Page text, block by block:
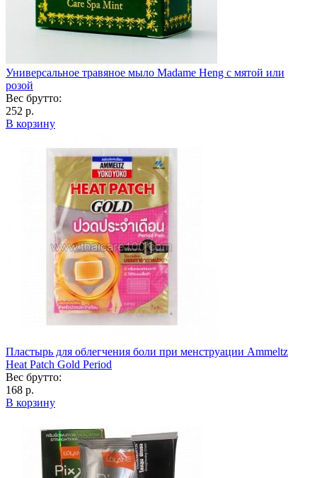
Универсальное травяное мыло Madame Heng с мятой или
розой
Вес брутто:
252 р.
В корзину
Пластырь для облегчения боли при менструации Ammeltz
Heat Patch Gold Period
Вес брутто:
168 р.
В корзину